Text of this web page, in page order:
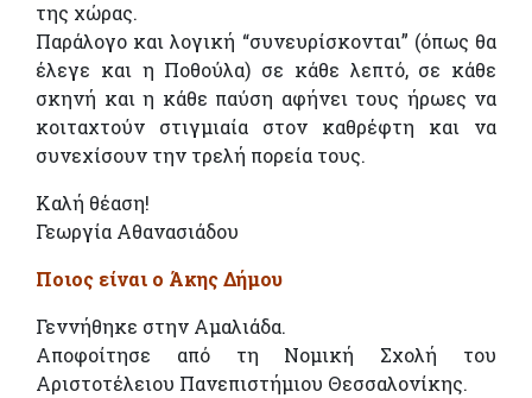
της χώρας.
Παράλογο και λογική “συνευρίσκονται” (όπως θα
έλεγε και η Ποθούλα) σε κάθε λεπτό, σε κάθε
σκηνή και η κάθε παύση αφήνει τους ήρωες να
κοιταχτούν στιγμιαία στον καθρέφτη και να
συνεχίσουν την τρελή πορεία τους.
Καλή θέαση!
Γεωργία Αθανασιάδου
Ποιος είναι ο Άκης Δήμου
Γεννήθηκε στην Αμαλιάδα.
Αποφοίτησε από τη Νομική Σχολή του
Αριστοτέλειου Πανεπιστήμιου Θεσσαλονίκης.